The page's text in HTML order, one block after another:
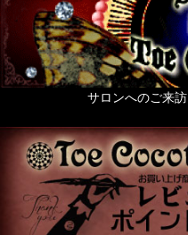
サロンへのご来